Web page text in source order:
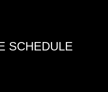
SCHEDULE